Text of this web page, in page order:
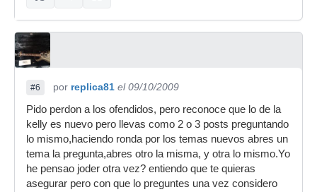
#6 por replica81 el 09/10/2009
Pido perdon a los ofendidos, pero reconoce que lo de la
kelly es nuevo pero llevas como 2 o 3 posts preguntando
lo mismo,haciendo ronda por los temas nuevos abres un
tema la pregunta,abres otro la misma, y otra lo mismo.Yo
he pensao joder otra vez? entiendo que te quieras
asegurar pero con que lo preguntes una vez considero